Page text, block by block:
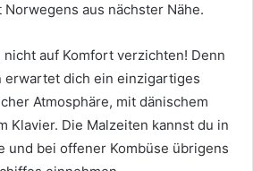
aus nächster Nähe.
auf Komfort verzichten! Denn
erwartet dich ein einzigartiges
Atmosphäre, mit dänischem
Klavier. Die Malzeiten kannst du in
und bei offener Kombüse übrigens